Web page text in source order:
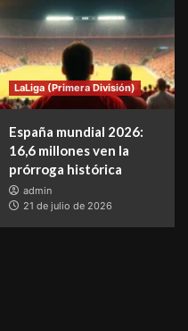
LaLiga (Primera División)
España mundial 2026:
16,6 millones ven la
prórroga histórica
admin
21 de julio de 2026